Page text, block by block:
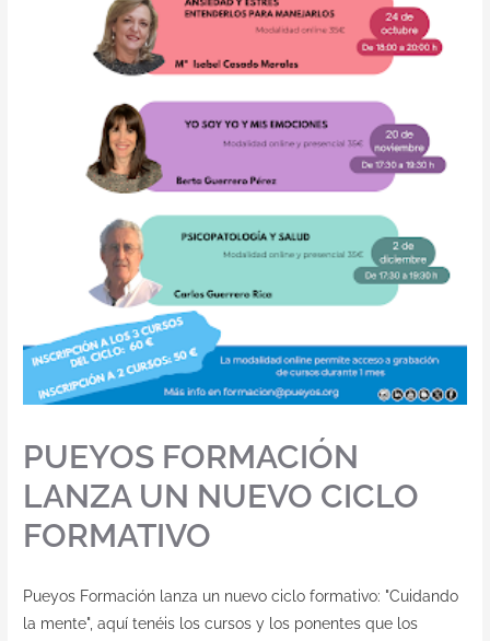
PUEYOS FORMACIÓN
LANZA UN NUEVO CICLO
FORMATIVO
Pueyos Formación lanza un nuevo ciclo formativo: "Cuidando
la mente", aquí tenéis los cursos y los ponentes que los